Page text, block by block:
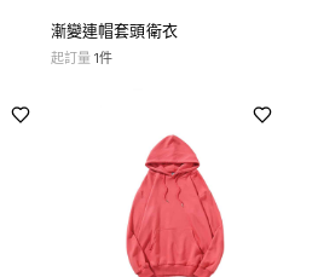
漸變連帽套頭衛衣
起訂量 1件